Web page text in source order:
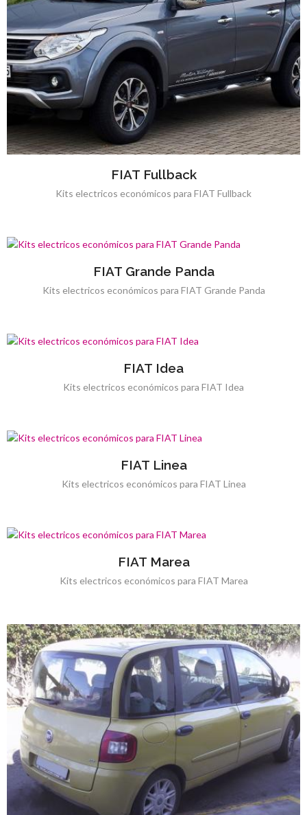
FIAT Fullback
Kits electricos económicos para FIAT Fullback
FIAT Grande Panda
Kits electricos económicos para FIAT Grande Panda
FIAT Idea
Kits electricos económicos para FIAT Idea
FIAT Linea
Kits electricos económicos para FIAT Linea
FIAT Marea
Kits electricos económicos para FIAT Marea